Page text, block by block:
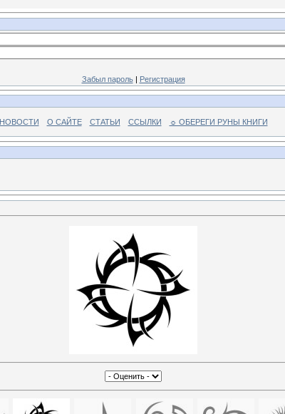
Забыл пароль| Регистрация
НОВОСТИ О САЙТЕ СТАТЬИ ССЫЛКИ ☼ ОБЕРЕГИ РУНЫ КНИГИ